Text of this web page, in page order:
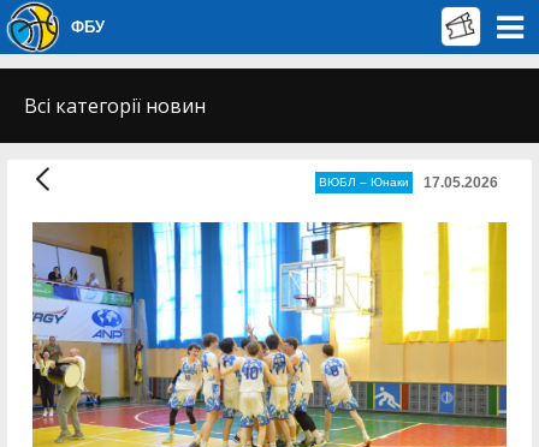
ФБУ
Всі категорії новин
ВЮБЛ – Юнаки 17.05.2026